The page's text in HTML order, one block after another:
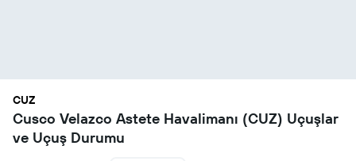
CUZ
Cusco Velazco Astete Havalimanı (CUZ) Uçuşlar
ve Uçuş Durumu